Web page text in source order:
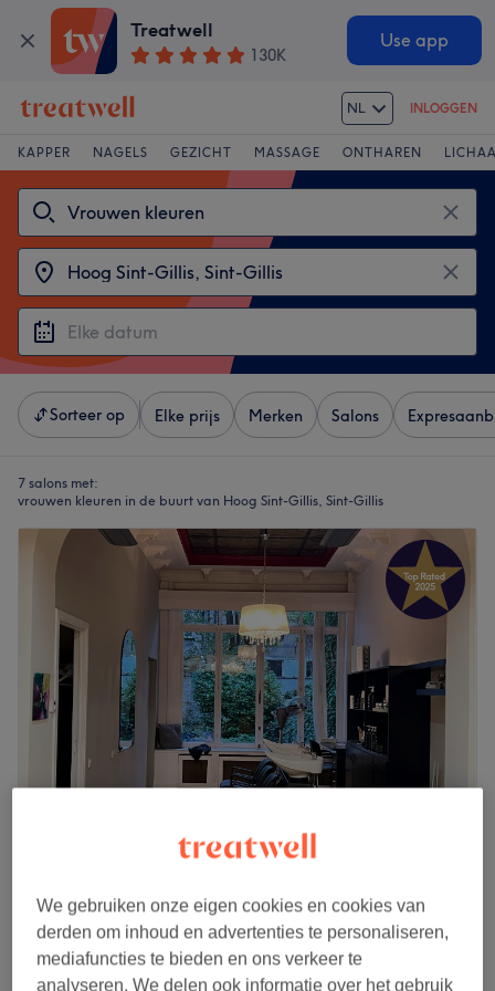
Treatwell
130K
Use app
NL INLOGGEN
KAPPER NAGELS GEZICHT MASSAGE ONTHAREN
Sorteer op Elke prijs Merken Salons
7 salons met:
vrouwen kleuren in de buurt van Hoog Sint-Gillis, Sint-Gillis
Serge Alexander (Anciennement Bjorn Olson)
Châtelain, Elsene
Laat zien op de kaart
Coulage
30 min
€35
We gebruiken onze eigen cookies en cookies van
derden om inhoud en advertenties te personaliseren,
mediafuncties te bieden en ons verkeer te
analyseren. We delen ook informatie over het gebruik